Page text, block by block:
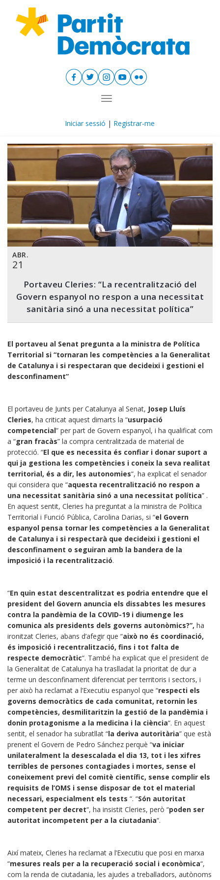
Toggle navigation
Iniciar sessió | Registrar-me
ABR.
21
Portaveu Cleries: “La recentralització del
Govern espanyol no respon a una necessitat
sanitària sinó a una necessitat política”
El portaveu al Senat pregunta a la ministra de Política
Territorial si “tornaran les competències a la Generalitat
de Catalunya i si respectaran que decideixi i gestioni el
desconfinament”
El portaveu de Junts per Catalunya al Senat, Josep Lluís
Cleries, ha criticat aquest dimarts la “usurpació
competencial” per part de Govern espanyol, i ha qualificat com
a “gran fracàs” la compra centralitzada de material de
protecció. “El que es necessita és confiar i donar suport a
qui ja gestiona les competències i coneix la seva realitat
territorial, és a dir, les autonomies“, ha explicat el senador
qui considera que “aquesta recentralització no respon a
una necessitat sanitària sinó a una necessitat política” .
En aquest sentit, Cleries ha preguntat a la ministra de Política
Territorial i Funció Pública, Carolina Darias, si “el Govern
espanyol pensa tornar les competències a la Generalitat
de Catalunya i si respectarà que decideixi i gestioni el
desconfinament o seguiran amb la bandera de la
imposició i la recentralització.
“En quin estat descentralitzat es podria entendre que el
president del Govern anuncia els dissabtes les mesures
contra la pandèmia de la COVID-19 i diumenge les
comunica als presidents dels governs autonòmics?”, ha
ironitzat Cleries, abans d’afegir que “això no és coordinació,
és imposició i recentralització, fins i tot falta de
respecte democràtic“. També ha explicat que el president de
la Generalitat de Catalunya ha traslladat la prioritat de dur a
terme un desconfinament diferenciat per territoris i sectors, i
per això ha reclamat a l’Executiu espanyol que “respecti els
governs democràtics de cada comunitat, retornin les
competències, desmilitaritzin la gestió de la pandèmia i
donin protagonisme a la medicina i la ciència“. En aquest
sentit, el senador ha subratllat “la deriva autoritària” que està
prenent el Govern de Pedro Sánchez perquè “va iniciar
unilateralment la desescalada el dia 13, tot i les xifres
terribles de persones contagiades i mortes, sense el
coneixement previ del comitè científic, sense complir els
requisits de l’OMS i sense disposar de tot el material
necessari, especialment els tests “. “Són autoritat
competent per decret“, ha insistit Cleries, però “poden ser
autoritat incompetent per a la ciutadania“.
Així mateix, Cleries ha reclamat a l’Executiu que posi en marxa
“mesures reals per a la recuperació social i econòmica“,
com la renda de ciutadania, les ajudes a treballadors, autònoms